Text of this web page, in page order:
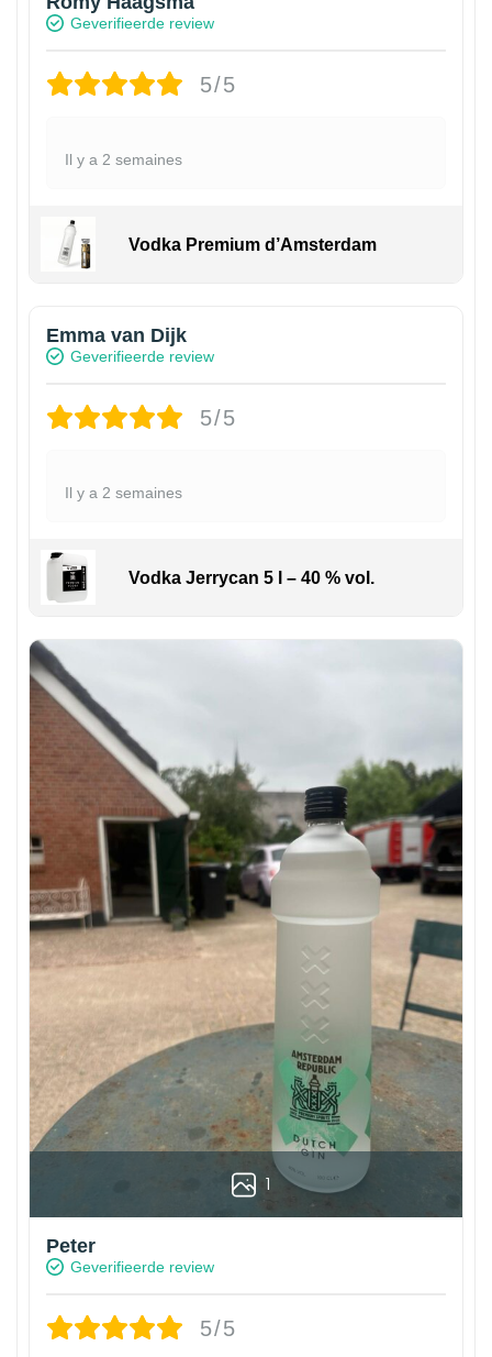
Geverifieerde review
5/5
Il y a 2 semaines
Vodka Premium d’Amsterdam
Emma van Dijk
Geverifieerde review
5/5
Il y a 2 semaines
Vodka Jerrycan 5 l – 40 % vol.
1
Peter
Geverifieerde review
5/5